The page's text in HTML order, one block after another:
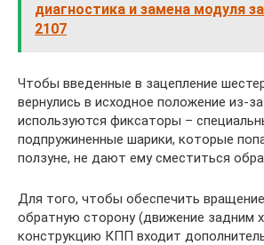
диагностика и замена модуля
2107
Чтобы введенные в зацепление
вернулись в исходное положение из-
используются фиксаторы –
подпружиненные шарики, которые
ползуне, не дают ему сместиться
Для того, чтобы обеспечить
обратную сторону (движение задним
конструкцию КПП входит